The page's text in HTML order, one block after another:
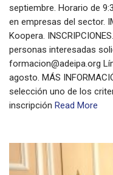
septiembre. Horario de
en empresas del sector.
Koopera.
personas interesadas
formacion@adeipa.org
agosto. MÁS
selección uno de los
inscripción Read More